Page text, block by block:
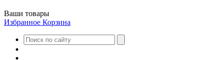
Ваши товары
Избранное Корзина